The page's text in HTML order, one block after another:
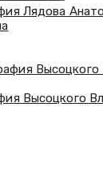
Лядова
Высоцкого